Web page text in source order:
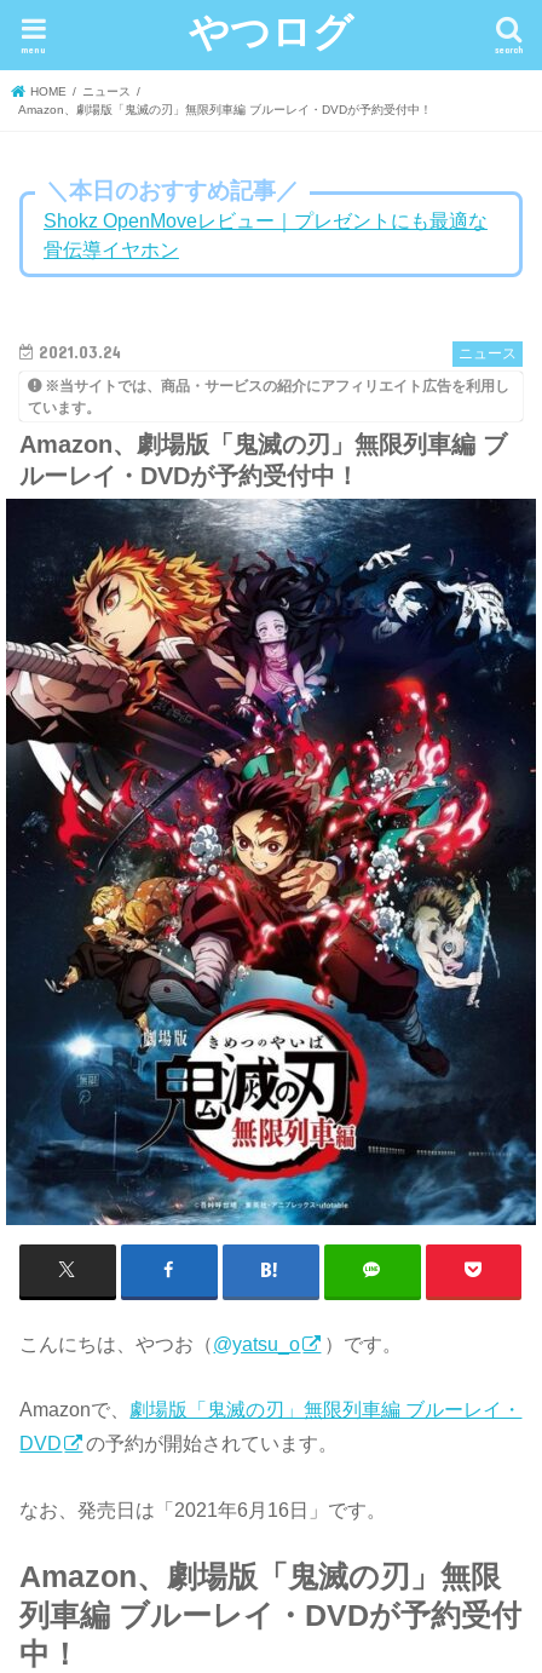
やつログ search
menu
HOME
ニュース
Amazon、劇場版「鬼滅の刃」無限列車編 ブルーレイ・DVDが予約受付中！
＼本日のおすすめ記事／
Shokz OpenMoveレビュー｜プレゼントにも最適な
骨伝導イヤホン
ニュース
2021.03.24
※当サイトでは、商品・サービスの紹介にアフィリエイト広告を利用し
ています。
Amazon、劇場版「鬼滅の刃」無限列車編 ブ
ルーレイ・DVDが予約受付中！
こんにちは、やつお（@yatsu_o ）です。
Amazonで、 劇場版「鬼滅の刃」無限列車編 ブルーレイ・
DVD
の予約が開始されています。
なお、発売日は「2021年6月16日」です。
Amazon、劇場版「鬼滅の刃」無限
列車編 ブルーレイ・DVDが予約受付
中！